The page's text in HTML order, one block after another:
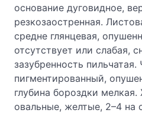
основание дуговидное,
резкозаостренная.
средне глянцевая,
отсутствует или слабая,
зазубренность
пигментированный,
глубина бороздки
овальные, желтые, 2–4 на